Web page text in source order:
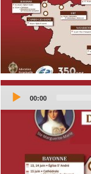
Current
00:00